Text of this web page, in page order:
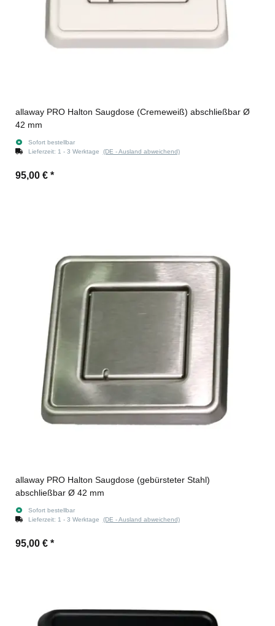
allaway PRO Halton Saugdose (Cremeweiß) abschließbar Ø
42 mm
Sofort bestellbar
Lieferzeit: 1 - 3 Werktage (DE - Ausland abweichend)
95,00 € *
allaway PRO Halton Saugdose (gebürsteter Stahl)
abschließbar Ø 42 mm
Sofort bestellbar
Lieferzeit: 1 - 3 Werktage (DE - Ausland abweichend)
95,00 € *